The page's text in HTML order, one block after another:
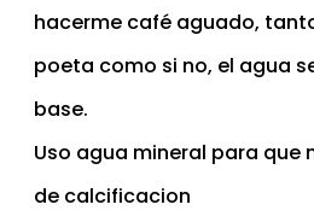
hacerme café aguado,
poeta como si no, el agua
base.
Uso agua mineral para que
de calcificacion